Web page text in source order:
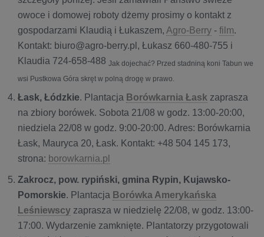
owoce i domowej roboty dżemy prosimy o kontakt z
gospodarzami Klaudią i Łukaszem, Agro-Berry - film.
Kontakt: biuro@agro-berry.pl, Łukasz 660-480-755 i
Klaudia 724-658-488 Jak dojechać? Przed stadniną koni Tabun we
wsi Pustkowa Góra skręt w polną drogę w prawo.
Łask, Łódzkie. Plantacja Borówkarnia Łask zaprasza
na zbiory borówek. Sobota 21/08 w godz. 13:00-20:00,
niedziela 22/08 w godz. 9:00-20:00. Adres: Borówkarnia
Łask, Mauryca 20, Łask. Kontakt: +48 504 145 173,
strona: borowkarnia.pl
Zakrocz, pow. rypiński, gmina Rypin, Kujawsko-
Pomorskie. Plantacja Borówka Amerykańska
Leśniewscy zaprasza w niedzielę 22/08, w godz. 13:00-
17:00. Wydarzenie zamknięte. Plantatorzy przygotowali